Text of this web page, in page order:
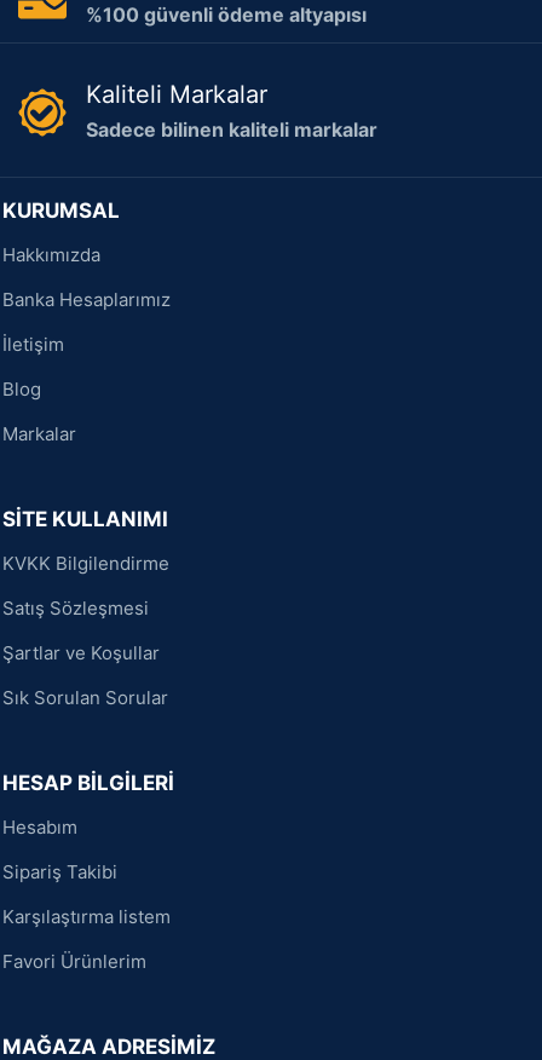
%100 güvenli ödeme altyapısı
Kaliteli Markalar
Sadece bilinen kaliteli markalar
KURUMSAL
Hakkımızda
Banka Hesaplarımız
İletişim
Blog
Markalar
SİTE KULLANIMI
KVKK Bilgilendirme
Satış Sözleşmesi
Şartlar ve Koşullar
Sık Sorulan Sorular
HESAP BİLGİLERİ
Hesabım
Sipariş Takibi
Karşılaştırma listem
Favori Ürünlerim
MAĞAZA ADRESİMİZ